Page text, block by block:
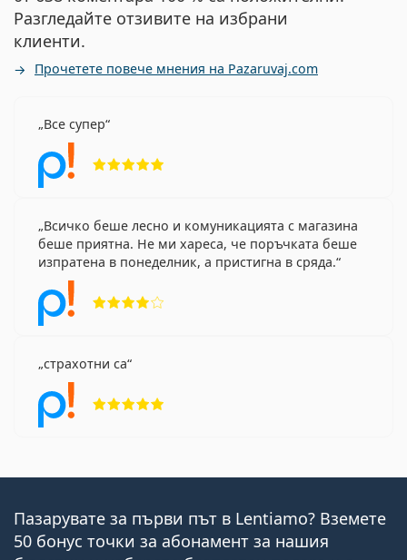
Разгледайте отзивите на избрани
клиенти.
Прочетете повече мнения на Pazaruvaj.com
Все супер
Всичко беше лесно и комуникацията с магазина
беше приятна. Не ми хареса, че поръчката беше
изпратена в понеделник, а пристигна в сряда.
страхотни са
Пазарувате за първи път в Lentiamo? Вземете
50 бонус точки за абонамент за нашия